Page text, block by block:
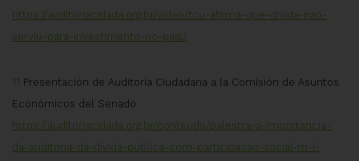
https://auditoriacidada.org.br/video/tcu-afirma-que-divida-nao-
serviu-para-investimento-no-pais/
11 Presentación de Auditoría Ciudadana a la Comisión de Asuntos
Económicos del Senado
https://auditoriacidada.org.br/conteudo/palestra-a-importancia-
da-auditoria-da-divida-publica-com-participacao-social-m-l-